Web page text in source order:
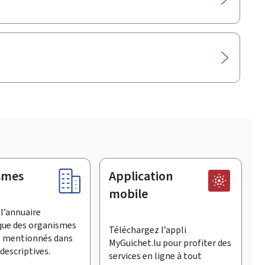
des organismes
dans
Application
mobile
Téléchargez l’appli
MyGuichet.lu pour profiter des
services en ligne à tout